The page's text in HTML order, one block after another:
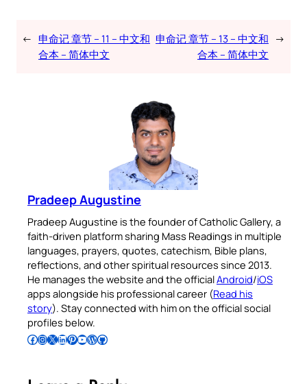
← 申命记 章节 – 11 – 中文和
合本 – 简体中文
申命记 章节 – 13 – 中文和
合本 – 简体中文
→
Pradeep Augustine
Pradeep Augustine is the founder of Catholic Gallery, a
faith-driven platform sharing Mass Readings in multiple
languages, prayers, quotes, catechism, Bible plans,
reflections, and other spiritual resources since 2013.
He manages the website and the officialAndroid/iOS
apps alongside his professional career (Read his
story). Stay connected with him on the official social
profiles below.
Follow Pradeep on Facebook Follow Pradeep on InstagramFollow Pradeep on X Follow Pradeep on LinkedIn Follow Pradeep on Pinterest Subscribe to Pradeep’s Youtube Channel Follow Pradeep on WordPress Follow Pradeep on GitHub